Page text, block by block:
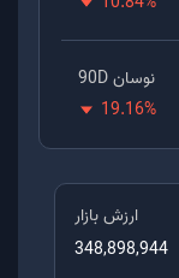
نوسان 90D
19.16%
ارزش بازار
348,898,944